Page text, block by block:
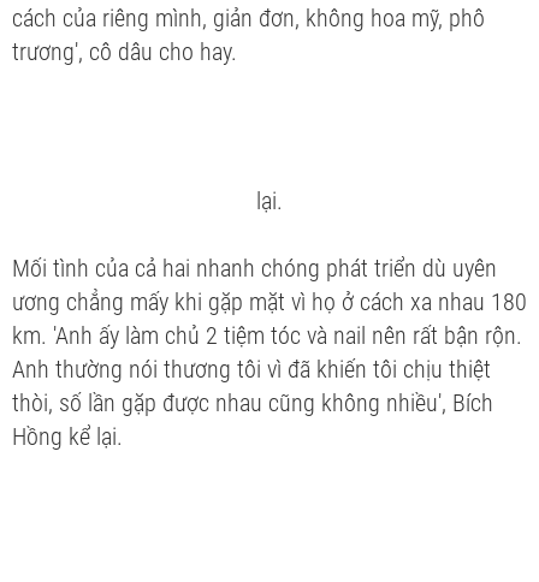
cách của riêng mình, giản đơn, không hoa mỹ, phô
trương', cô dâu cho hay.
lại.
Mối tình của cả hai nhanh chóng phát triển dù uyên
ương chẳng mấy khi gặp mặt vì họ ở cách xa nhau 180
km. 'Anh ấy làm chủ 2 tiệm tóc và nail nên rất bận rộn.
Anh thường nói thương tôi vì đã khiến tôi chịu thiệt
thòi, số lần gặp được nhau cũng không nhiều', Bích
Hồng kể lại.